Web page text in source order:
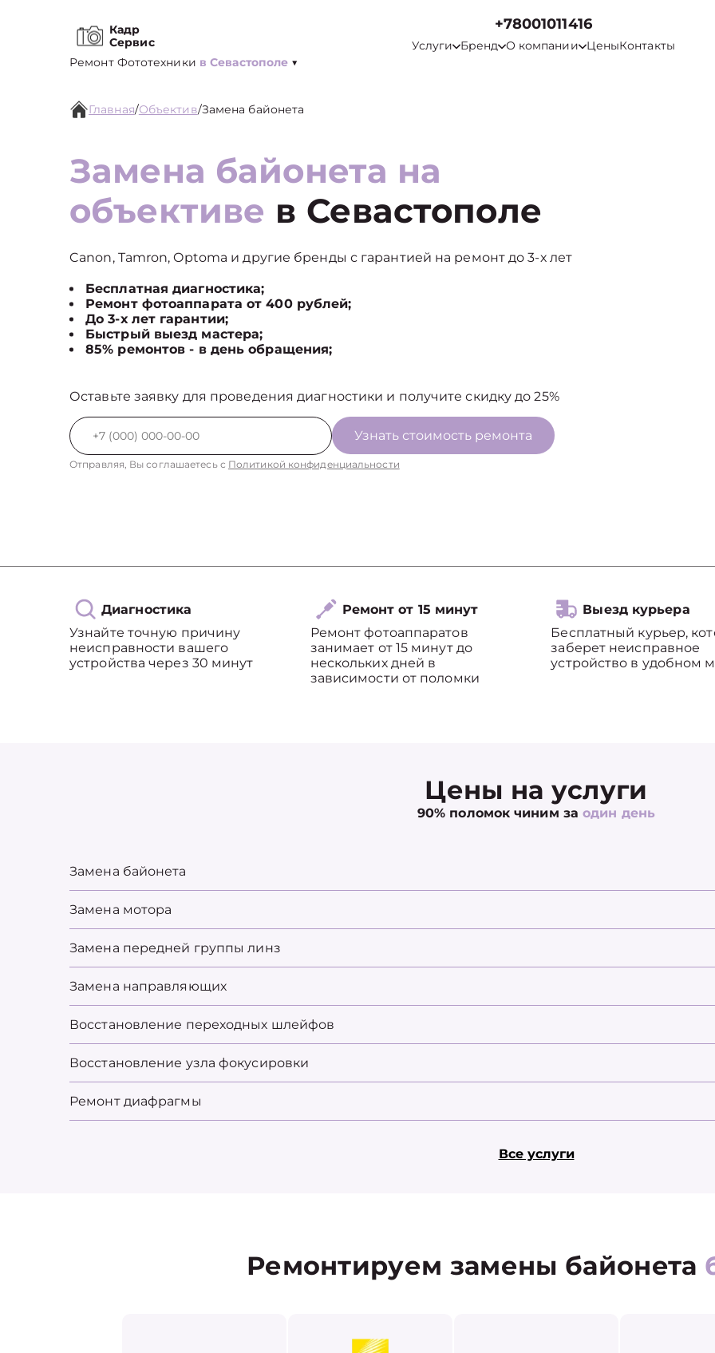
Кадр
Сервис
Ремонт Фототехники в Севастополе ▼
+78001011416
Услуги Бренд О компании ЦеныКонтакты
Главная/Объектив/Замена байонета
Замена байонета на
объективе в Севастополе
Canon, Tamron, Optoma и другие бренды с гарантией на ремонт до 3-х лет
Бесплатная диагностика;
Ремонт фотоаппарата от 400 рублей;
До 3-х лет гарантии;
Быстрый выезд мастера;
85% ремонтов - в день обращения;
Оставьте заявку для проведения диагностики и получите скидку до 25%
Узнать стоимость ремонта
Отправляя, Вы соглашаетесь с Политикой конфиденциальности
Диагностика
Узнайте точную причину
неисправности вашего
устройства через 30 минут
Ремонт от 15 минут
Ремонт фотоаппаратов
занимает от 15 минут до
нескольких дней в
зависимости от поломки
Выезд курьера
Бесплатный курьер,
заберет неисправное
устройство в удобном
Цены на услуги
90% поломок чиним заодин день
Замена байонета
Замена мотора
Замена передней группы линз
Замена направляющих
Восстановление переходных шлейфов
Восстановление узла фокусировки
Ремонт диафрагмы
Все услуги
Ремонтируем замены байонета